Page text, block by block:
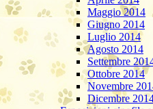
Maggio 2014
Giugno 2014
Luglio 2014
Agosto 2014
Settembre
Ottobre 2014
Novembre
Dicembre